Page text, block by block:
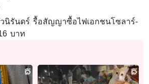
นิรันดร์ รื้อสัญญาซื้อไฟเอกชนโซลาร์-
บาท